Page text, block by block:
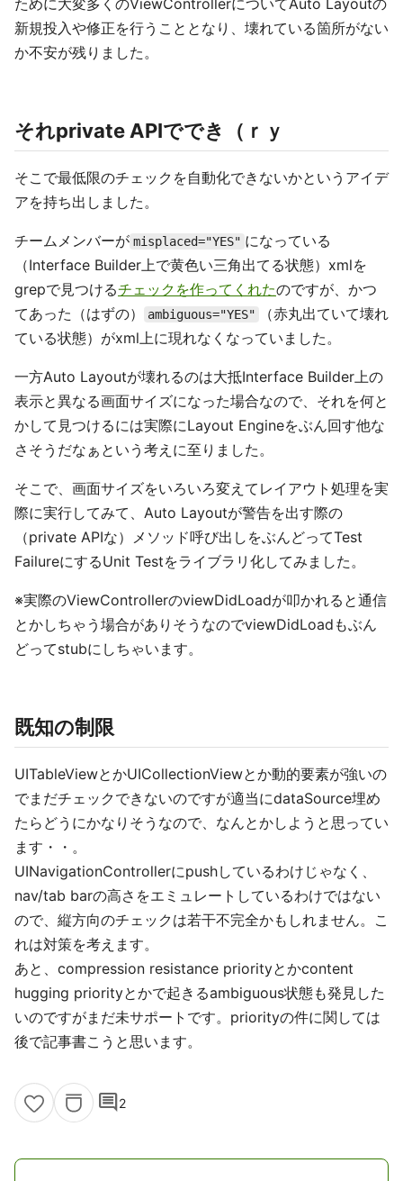
ために大変多くのViewControllerについてAuto Layoutの
新規投入や修正を行うこととなり、壊れている箇所がない
か不安が残りました。
それprivate APIででき（ｒｙ
そこで最低限のチェックを自動化できないかというアイデ
アを持ち出しました。
チームメンバーが misplaced="YES" になっている
（Interface Builder上で黄色い三角出てる状態）xmlを
grepで見つけるチェックを作ってくれたのですが、かつ
てあった（はずの）
ambiguous="YES"
（赤丸出ていて壊れ
ている状態）がxml上に現れなくなっていました。
一方Auto Layoutが壊れるのは大抵Interface Builder上の
表示と異なる画面サイズになった場合なので、それを何と
かして見つけるには実際にLayout Engineをぶん回す他な
さそうだなぁという考えに至りました。
そこで、画面サイズをいろいろ変えてレイアウト処理を実
際に実行してみて、Auto Layoutが警告を出す際の
（private APIな）メソッド呼び出しをぶんどってTest
FailureにするUnit Testをライブラリ化してみました。
※実際のViewControllerのviewDidLoadが叩かれると通信
とかしちゃう場合がありそうなのでviewDidLoadもぶん
どってstubにしちゃいます。
既知の制限
UITableViewとかUICollectionViewとか動的要素が強いの
でまだチェックできないのですが適当にdataSource埋め
たらどうにかなりそうなので、なんとかしようと思ってい
ます・・。
UINavigationControllerにpushしているわけじゃなく、
nav/tab barの高さをエミュレートしているわけではない
ので、縦方向のチェックは若干不完全かもしれません。こ
れは対策を考えます。
あと、compression resistance priorityとかcontent
hugging priorityとかで起きるambiguous状態も発見した
いのですがまだ未サポートです。priorityの件に関しては
後で記事書こうと思います。
comment2